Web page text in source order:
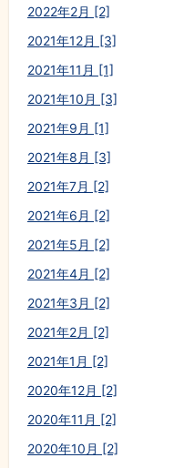
2022年2月 [2]
2021年12月 [3]
2021年11月 [1]
2021年10月 [3]
2021年9月 [1]
2021年8月 [3]
2021年7月 [2]
2021年6月 [2]
2021年5月 [2]
2021年4月 [2]
2021年3月 [2]
2021年2月 [2]
2021年1月 [2]
2020年12月 [2]
2020年11月 [2]
2020年10月 [2]